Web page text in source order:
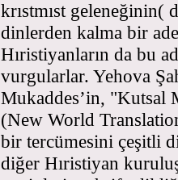
krıstmıst geleneğinin(
dinlerden kalma bir
Hıristiyanların da bu
vurgularlar. Yehova
Mukaddes’in, "Kutsal
(New World
bir tercümesini çeşitli
diğer Hıristiyan